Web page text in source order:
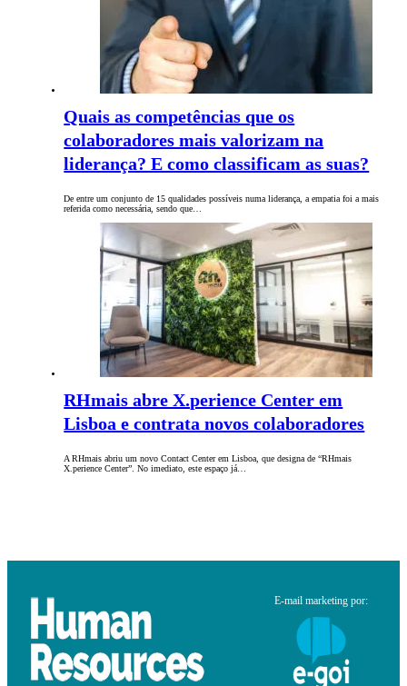
Quais as competências que os
colaboradores mais valorizam na
liderança? E como classificam as suas?
De entre um conjunto de 15 qualidades possíveis numa liderança, a empatia foi a mais
referida como necessária, sendo que…
RHmais abre X.perience Center em
Lisboa e contrata novos colaboradores
A RHmais abriu um novo Contact Center em Lisboa, que designa de “RHmais
X.perience Center”. No imediato, este espaço já…
E-mail marketing por: